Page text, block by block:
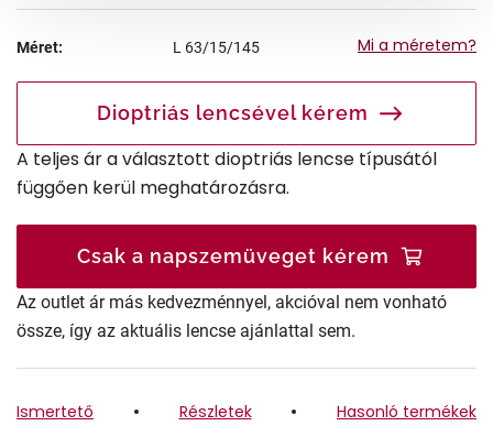
Méret: L 63/15/145 Mi a méretem?
Dioptriás lencsével kérem
A teljes ár a választott dioptriás lencse típusától
függően kerül meghatározásra.
Csak a napszemüveget kérem
Az outlet ár más kedvezménnyel, akcióval nem vonható
össze, így az aktuális lencse ajánlattal sem.
Ismertető Részletek Hasonló termékek